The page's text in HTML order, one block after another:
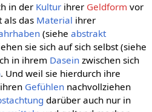
in der Kulturihrer Geldform vor
als das Material ihrer
(siehe abstrakt
sie sich auf sich selbst (siehe
in ihrem Daseinzwischen sich
. Und weil sie hierdurch ihre
Gefühlennachvollziehen
darüber auch nur in